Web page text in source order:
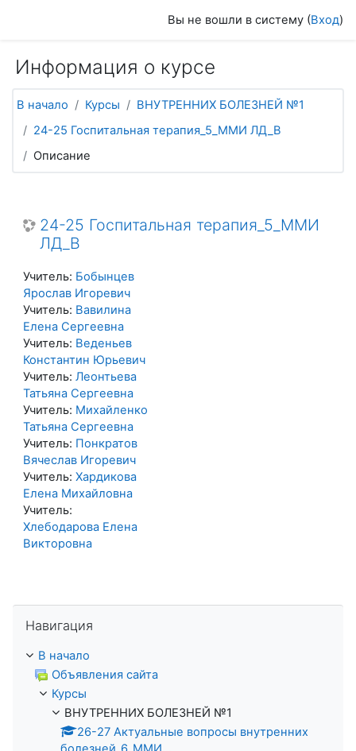
Вы не вошли в систему (Вход)
Информация о курсе
В начало Курсы
ВНУТРЕННИХ БОЛЕЗНЕЙ №1
24-25 Госпитальная терапия_5_ММИ ЛД_В
Описание
24-25 Госпитальная терапия_5_ММИ
ЛД_В
Учитель: Бобынцев
Ярослав Игоревич
Учитель: Вавилина
Елена Сергеевна
Учитель: Веденьев
Константин Юрьевич
Учитель: Леонтьева
Татьяна Сергеевна
Учитель: Михайленко
Татьяна Сергеевна
Учитель: Понкратов
Вячеслав Игоревич
Учитель: Хардикова
Елена Михайловна
Учитель:
Хлебодарова Елена
Викторовна
Навигация
В начало
Объявления сайта
Курсы
ВНУТРЕННИХ БОЛЕЗНЕЙ №1
26-27 Актуальные вопросы внутренних